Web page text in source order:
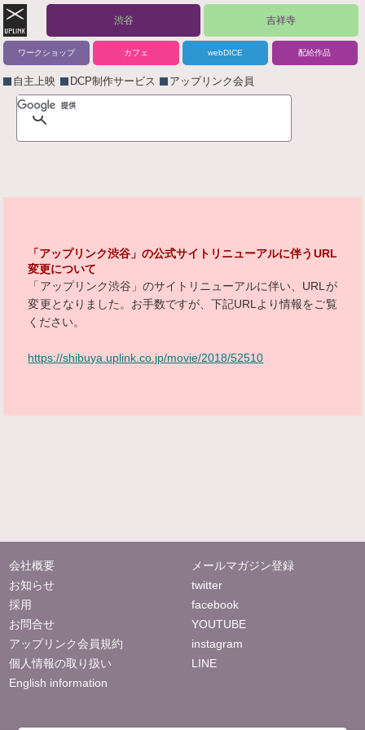
渋谷 吉祥寺
ワークショップ カフェ webDICE 配給作品
自主上映 DCP制作サービス アップリンク会員
「アップリンク渋谷」の公式サイトリニューアルに伴うURL
変更について
「アップリンク渋谷」のサイトリニューアルに伴い、URLが
変更となりました。お手数ですが、下記URLより情報をご覧
ください。
https://shibuya.uplink.co.jp/movie/2018/52510
会社概要
お知らせ
採用
お問合せ
アップリンク会員規約
個人情報の取り扱い
English information
メールマガジン登録
twitter
facebook
YOUTUBE
instagram
LINE